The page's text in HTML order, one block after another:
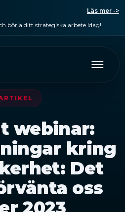
börja ditt strategiska arbete idag!
Läs mer ->
webinar:
kring
Det
oss